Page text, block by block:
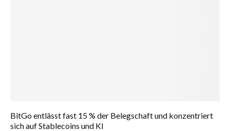
BitGo entlässt fast 15 % der Belegschaft und konzentriert
sich auf Stablecoins und KI